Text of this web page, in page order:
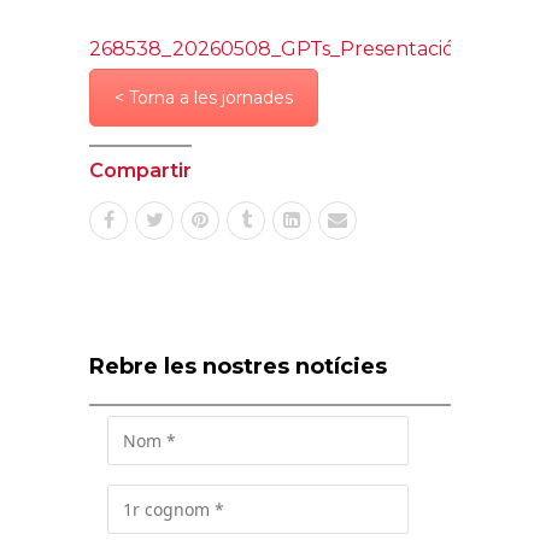
< Torna a les jornades
Compartir
Rebre les nostres notícies